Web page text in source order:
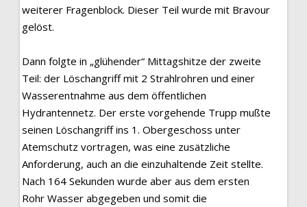
weiterer Fragenblock. Dieser Teil wurde mit Bravour
gelöst.
Dann folgte in „glühender“ Mittagshitze der zweite
Teil: der Löschangriff mit 2 Strahlrohren und einer
Wasserentnahme aus dem öffentlichen
Hydrantennetz. Der erste vorgehende Trupp mußte
seinen Löschangriff ins 1. Obergeschoss unter
Atemschutz vortragen, was eine zusätzliche
Anforderung, auch an die einzuhaltende Zeit stellte.
Nach 164 Sekunden wurde aber aus dem ersten
Rohr Wasser abgegeben und somit die